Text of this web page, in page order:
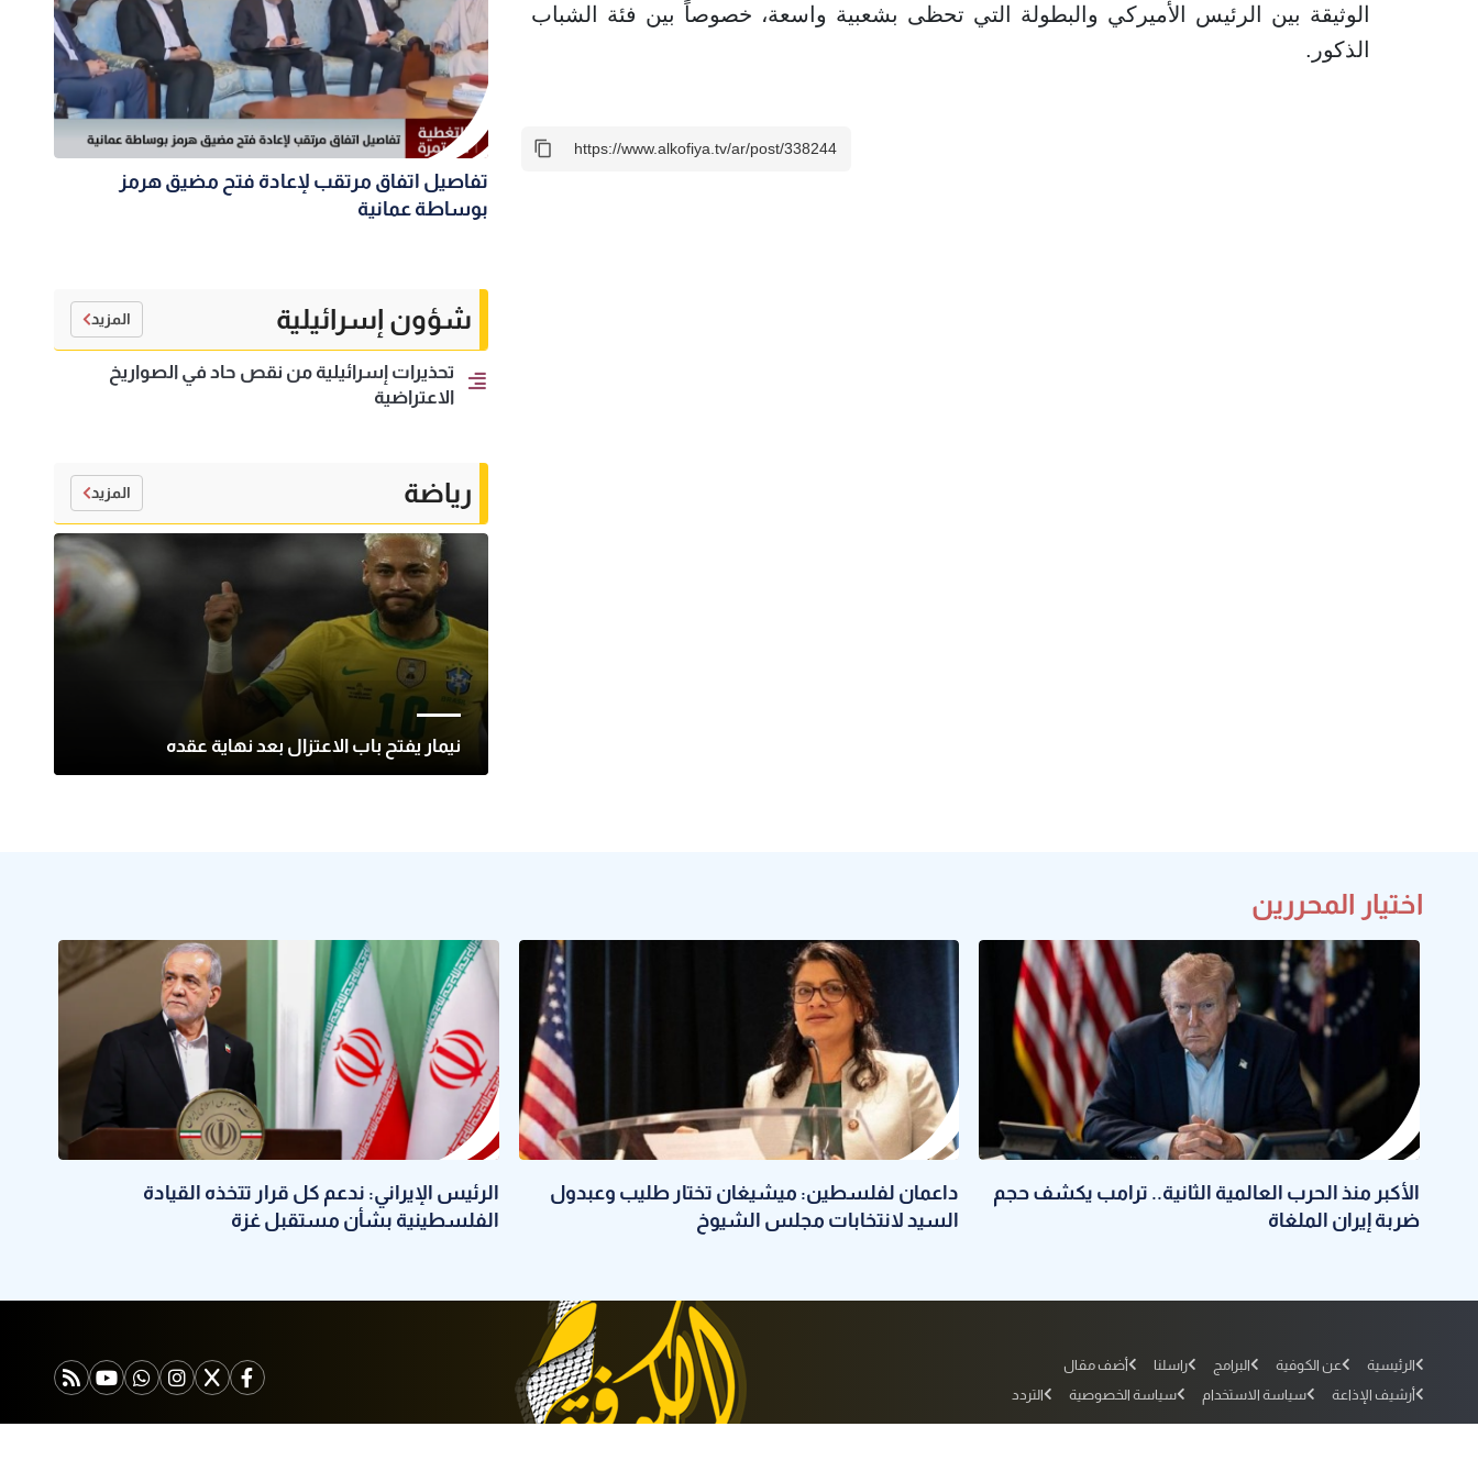
الوثيقة بين الرئيس الأميركي والبطولة التي تحظى بشعبية واسعة، خصوصاً بين فئة الشباب
الذكور.
تفاصيل اتفاق مرتقب لإعادة فتح مضيق هرمز
بوساطة عمانية
شؤون إسرائيلية المزيد
تحذيرات إسرائيلية من نقص حاد في الصواريخ
الاعتراضية
رياضة المزيد
نيمار يفتح باب الاعتزال بعد نهاية عقده
اختيار المحررين
الأكبر منذ الحرب العالمية الثانية.. ترامب يكشف حجم
ضربة إيران الملغاة
داعمان لفلسطين: ميشيغان تختار طليب وعبدول
السيد لانتخابات مجلس الشيوخ
الرئيس الإيراني: ندعم كل قرار تتخذه القيادة
الفلسطينية بشأن مستقبل غزة
الرئيسية عن الكوفية البرامج راسلنا
أضف مقال
أرشيف الإذاعة
سياسة الاستخدام سياسة الخصوصية التردد